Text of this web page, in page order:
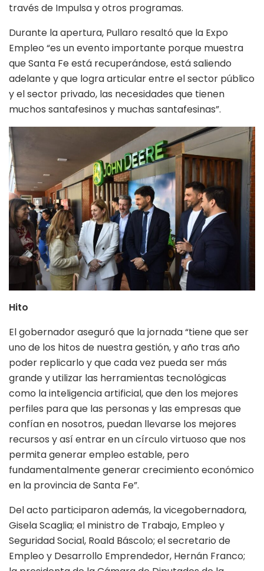
través de Impulsa y otros programas.
Durante la apertura, Pullaro resaltó que la Expo
Empleo “es un evento importante porque muestra
que Santa Fe está recuperándose, está saliendo
adelante y que logra articular entre el sector público
y el sector privado, las necesidades que tienen
muchos santafesinos y muchas santafesinas”.
Hito
El gobernador aseguró que la jornada “tiene que ser
uno de los hitos de nuestra gestión, y año tras año
poder replicarlo y que cada vez pueda ser más
grande y utilizar las herramientas tecnológicas
como la inteligencia artificial, que den los mejores
perfiles para que las personas y las empresas que
confían en nosotros, puedan llevarse los mejores
recursos y así entrar en un círculo virtuoso que nos
permita generar empleo estable, pero
fundamentalmente generar crecimiento económico
en la provincia de Santa Fe”.
Del acto participaron además, la vicegobernadora,
Gisela Scaglia; el ministro de Trabajo, Empleo y
Seguridad Social, Roald Báscolo; el secretario de
Empleo y Desarrollo Emprendedor, Hernán Franco;